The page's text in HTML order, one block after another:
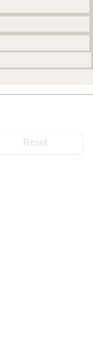
Reset